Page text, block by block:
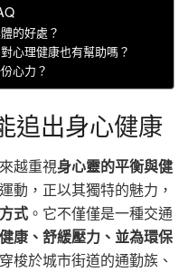
的好處？
心理健康也有幫助嗎？
心力？
追出身心健康
越重視身心靈的平衡與健
動，正以其獨特的魅力，
式 。它不僅僅是一種交通
康、舒緩壓力、並為環保
梭於城市街道的通勤族、